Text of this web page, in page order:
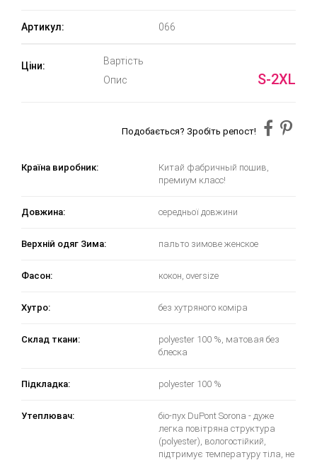
Артикул: 066
Ціни:
Вартість
Опис
S-2XL
Подобається? Зробіть репост!
Країна виробник:
Китай фабричный пошив,
премиум класс!
Довжина: середньої довжини
Верхній одяг Зима: пальто зимове женское
Фасон: кокон, oversize
Хутро: без хутряного коміра
Склад ткани:
polyester 100 %, матовая без
блеска
Підкладка: polyester 100 %
Утеплювач:
біо-пух DuPont Sorona - дуже
легка повітряна структура
(polyester), вологостійкий,
підтримує температуру тіла, не